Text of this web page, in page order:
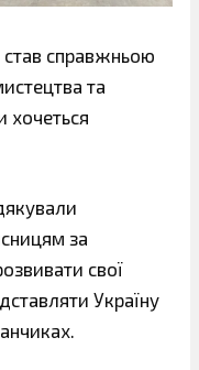
став справжньою
та
хочеться
за
свої
Україну